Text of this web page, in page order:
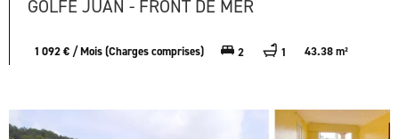
GOLFE JUAN - FRONT DE MER
1 092 € / Mois (Charges comprises) 2 1 43.38 m²